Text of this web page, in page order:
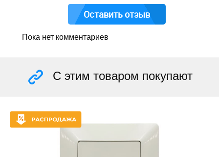
Оставить отзыв
Пока нет комментариев
С этим товаром покупают